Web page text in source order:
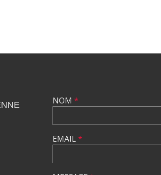
NOM *
EMAIL*